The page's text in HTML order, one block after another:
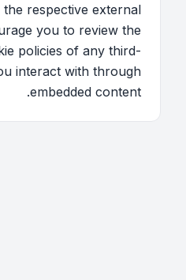
respective external
you to review the
policies of any third-
interact with through
embedded content.